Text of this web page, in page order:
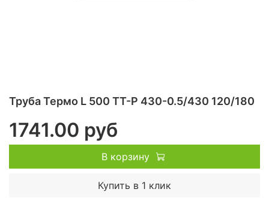
Труба Термо L 500 ТТ-Р 430-0.5/430 120/180
1741.00 руб
В корзину
Купить в 1 клик